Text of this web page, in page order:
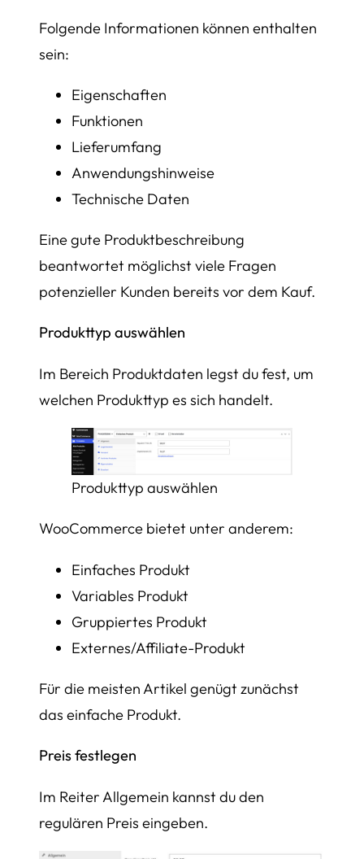
Folgende Informationen können enthalten
sein:
Eigenschaften
Funktionen
Lieferumfang
Anwendungshinweise
Technische Daten
Eine gute Produktbeschreibung
beantwortet möglichst viele Fragen
potenzieller Kunden bereits vor dem Kauf.
Produkttyp auswählen
Im Bereich Produktdaten legst du fest, um
welchen Produkttyp es sich handelt.
Produkttyp auswählen
WooCommerce bietet unter anderem:
Einfaches Produkt
Variables Produkt
Gruppiertes Produkt
Externes/Affiliate-Produkt
Für die meisten Artikel genügt zunächst
das einfache Produkt.
Preis festlegen
Im Reiter Allgemein kannst du den
regulären Preis eingeben.